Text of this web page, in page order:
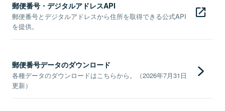
郵便番号・デジタルアドレスAPI
郵便番号とデジタルアドレスから住所を取得できる公式API
を提供。
郵便番号データのダウンロード
各種データのダウンロードはこちらから。（2026年7月31日
更新）